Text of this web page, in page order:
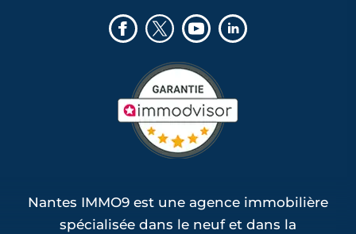
Nantes IMMO9 est une agence immobilière
spécialisée dans le neuf et dans la